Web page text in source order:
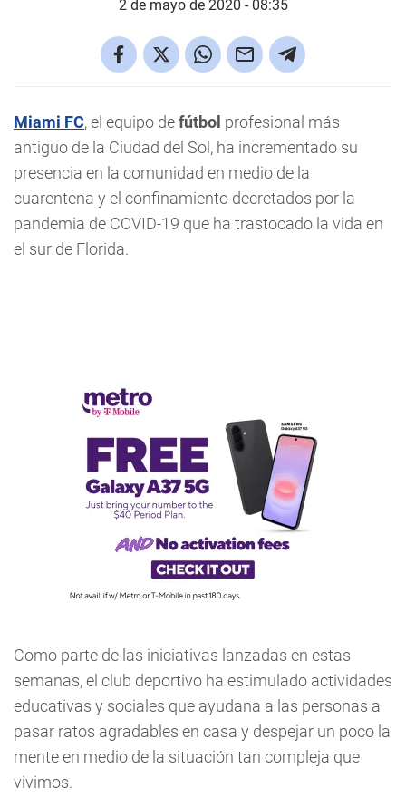
2 de mayo de 2020 - 08:35
Miami FC, el equipo defútbol profesional más
antiguo de la Ciudad del Sol, ha incrementado su
presencia en la comunidad en medio de la
cuarentena y el confinamiento decretados por la
pandemia de COVID-19 que ha trastocado la vida en
el sur de Florida.
Como parte de las iniciativas lanzadas en estas
semanas, el club deportivo ha estimulado actividades
educativas y sociales que ayudana a las personas a
pasar ratos agradables en casa y despejar un poco la
mente en medio de la situación tan compleja que
vivimos.